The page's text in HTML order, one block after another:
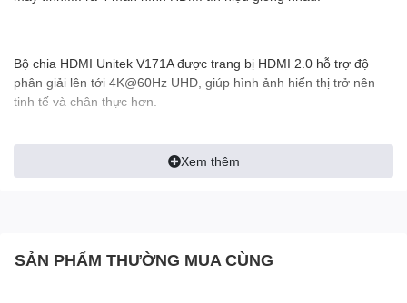
Bộ chia HDMI Unitek V171A được trang bị HDMI 2.0 hỗ trợ độ
phân giải lên tới 4K@60Hz UHD, giúp hình ảnh hiển thị trở nên
tinh tế và chân thực hơn.
Hỗ trợ HDCP 2.2 phát nội dung kỹ thuật số được bảo vệ ở độ
Mạch bảo vệ ESD thông minh đảm bảo thiết bị của bạn được bảo
Xem thêm
SẢN PHẨM THƯỜNG MUA CÙNG